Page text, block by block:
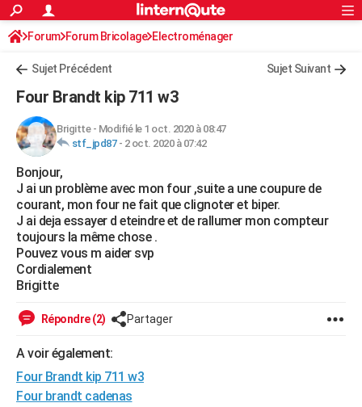
ACTUALITÉS
Politique
Société
Faits Divers
Education
Monde
Villes
+
FINANCE
Retraite
Impôts
Epargne
Immobilier
Risques naturels par ville
Banque
Assurance
Crédit
AUTO
Essais
Réserver un essai
Citadines
Berlines
SUV
Forum auto
+HIGH-TECH
Mobiles
Meilleur smartphone
Internet
Ordinateurs
Jeux vidéo
Guide high-tech
+BRICOLAGE
Forum
Aménagement intérieur
Extérieur
Cuisine
Salle de bains
Jardinage
Rangement
WEEK-END
Guides de France
Escapades
Patrimoine
Expositions
Musées
Week-end nature
+LIFESTYLE
Art de vivre
Bien-être
Loisirs
Mode
Modes de vie
SANTE
VOYAGE
Destinations
City break
Voyage nature
Voyage de noces
Forum
Climat
PHOTO
S'inscrire
Connexion
Forum Forum Bricolage Electroménager
Sujet Précédent Sujet Suivant
Four Brandt kip 711 w3
Brigitte- Modifié le 1 oct. 2020 à 08:47
stf_jpd87- 2 oct. 2020 à 07:42
Bonjour,
J ai un problème avec mon four ,suite a une coupure de
courant, mon four ne fait que clignoter et biper.
J ai deja essayer d eteindre et de rallumer mon compteur
toujours la même chose .
Pouvez vous m aider svp
Cordialement
Brigitte
Répondre (2) Partager
A voir également:
Four Brandt kip 711 w3
Four brandt cadenas